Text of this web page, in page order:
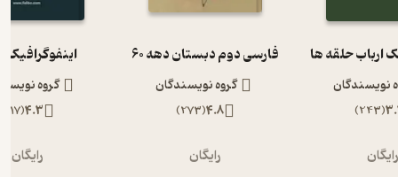
ارباب حلقه ها
نویسندگان
(
243
)
رایگان
فارسی دوم دبستان دهه 60
گروه نویسندگان
4.8
(
273
)
رایگان
اینفوگرافیک 1984
گروه
4.3
(
117
رایگان